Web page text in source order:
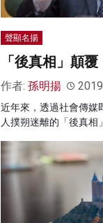
聲顯名揚
「後真相」顛
作者: 孫明揚
近年來，透過社會傳媒
人撲朔迷離的「後真相